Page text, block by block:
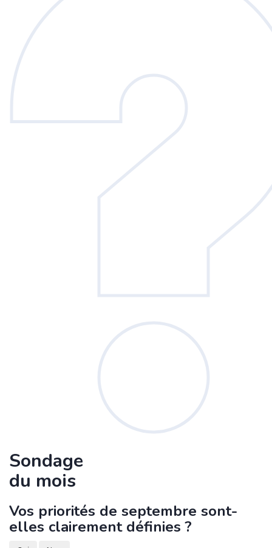
Sondage
du mois
Vos priorités de septembre sont-
elles clairement définies ?